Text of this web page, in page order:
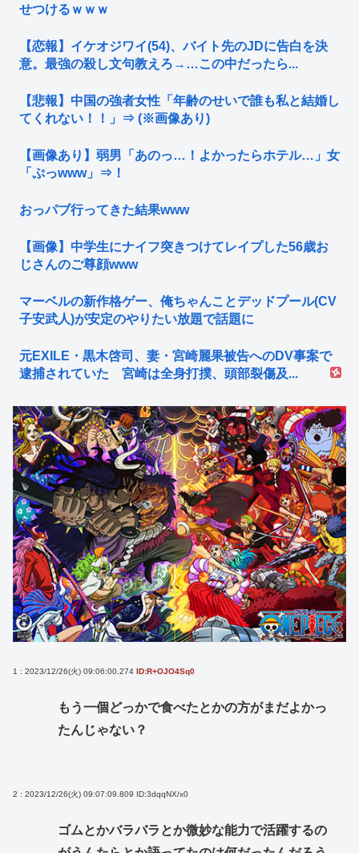
せつけるｗｗｗ
【恋報】イケオジワイ(54)、バイト先のJDに告白を決
意。最強の殺し文句教えろ→…この中だったら...
【悲報】中国の強者女性「年齢のせいで誰も私と結婚し
てくれない！！」⇒ (※画像あり)
【画像あり】弱男「あのっ…！よかったらホテル…」女
「ぷっwww」⇒！
おっパブ行ってきた結果www
【画像】中学生にナイフ突きつけてレイプした56歳お
じさんのご尊顔www
マーベルの新作格ゲー、俺ちゃんことデッドプール(CV
子安武人)が安定のやりたい放題で話題に
元EXILE・黒木啓司、妻・宮崎麗果被告へのDV事案で
逮捕されていた 宮崎は全身打撲、頭部裂傷及...
1 : 2023/12/26(火) 09:06:00.274 ID:R+OJO4Sq0
もう一個どっかで食べたとかの方がまだよかっ
たんじゃない？
2 : 2023/12/26(火) 09:07:09.809 ID:3dqqNX/x0
ゴムとかバラバラとか微妙な能力で活躍するの